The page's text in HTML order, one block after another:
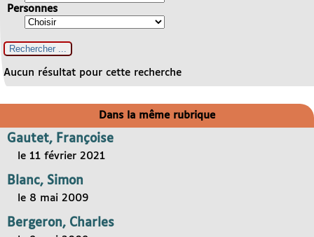
Personnes
Aucun résultat pour cette recherche
Dans la même rubrique
Gautet, Françoise
le 11 février 2021
Blanc, Simon
le 8 mai 2009
Bergeron, Charles